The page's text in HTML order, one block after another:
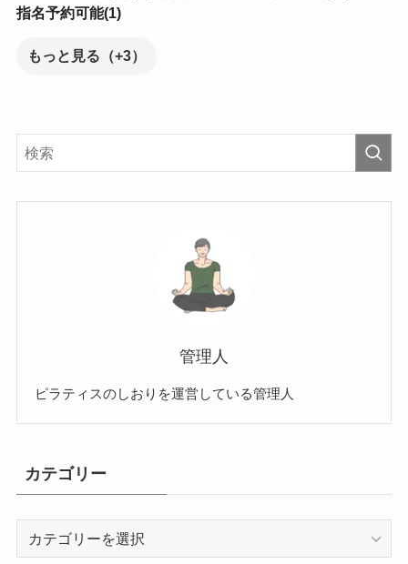
指名予約可能(1)
もっと見る（+3）
管理人
ピラティスのしおりを運営している管理人
カテゴリー